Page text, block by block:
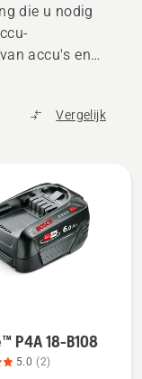
die u nodig
accu's en
Vergelijk
P4A 18-B108
5.0 (2)